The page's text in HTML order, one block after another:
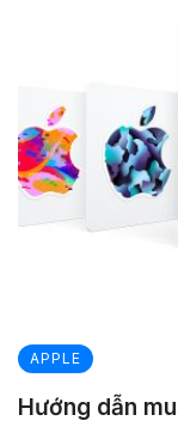
APPLE
Hướng dẫn